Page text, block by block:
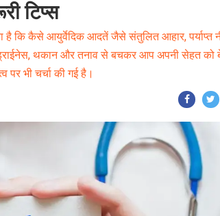
टिप्स
है कि कैसे आयुर्वेदिक आदतें जैसे संतुलित आहार, पर्याप्त
थकान और तनाव से बचकर आप अपनी सेहत को
पर भी चर्चा की गई है।